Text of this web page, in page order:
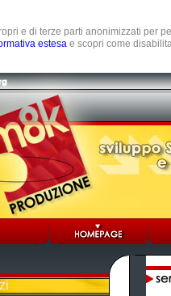
e di terze parti anonimizzati per
estesa e scopri come